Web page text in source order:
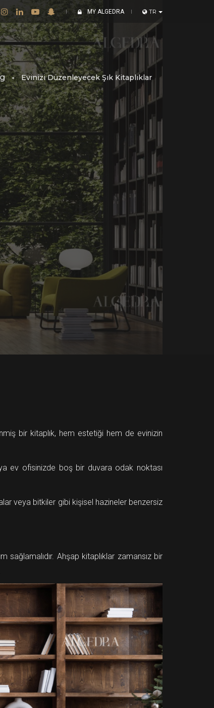
MY ALGEDRA TR
Evinizi Düzenleyecek Şık Kitaplıklar
bir kitaplık, hem estetiği hem de evinizin
ev ofisinizde boş bir duvara odak noktası
veya bitkiler gibi kişisel hazineler benzersiz
Ahşap kitaplıklar zamansız bir